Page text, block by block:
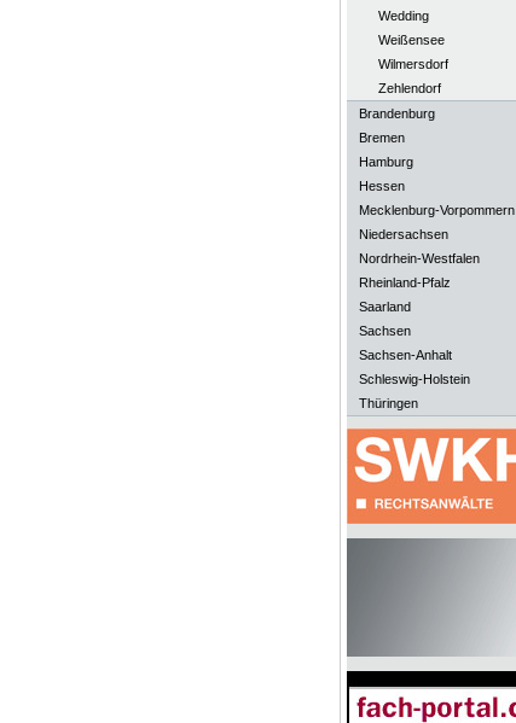
Wedding
Weißensee
Wilmersdorf
Zehlendorf
Brandenburg
Bremen
Hamburg
Hessen
Mecklenburg-Vorpommern
Niedersachsen
Nordrhein-Westfalen
Rheinland-Pfalz
Saarland
Sachsen
Sachsen-Anhalt
Schleswig-Holstein
Thüringen